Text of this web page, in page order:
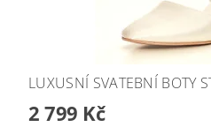
LUXUSNÍ SVATEBNÍ BOTY
2 799 Kč